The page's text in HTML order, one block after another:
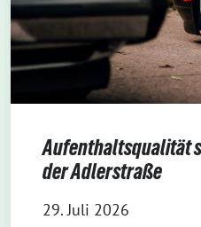
Aufenthaltsqualität
der Adlerstraße
29. Juli 2026